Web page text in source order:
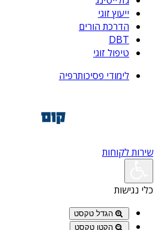
ייעוץ זוגי
הדרכת הורים
DBT
טיפול זוגי
לימודי פסיכותרפיה
שירות לקוחות
כלי נגישות
הגדל טקסט
הקטן טקסט